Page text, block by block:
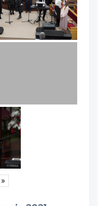
»